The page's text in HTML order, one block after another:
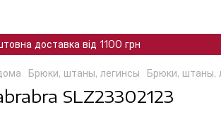
доставка від 1100 грн
Брюки, штаны, легинсы Брюки, штаны,
SLZ23302123